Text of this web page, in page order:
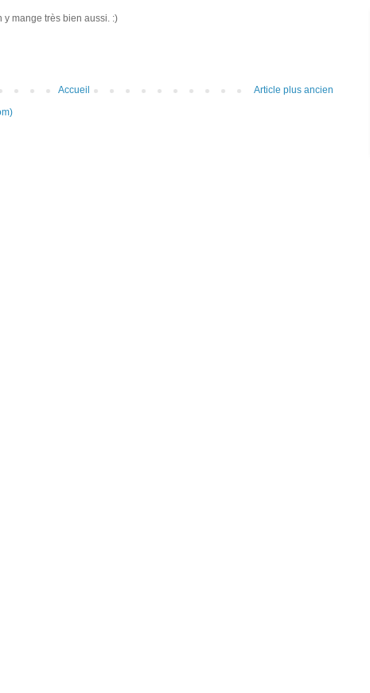
y mange très bien aussi. :)
Article plus ancien
Accueil